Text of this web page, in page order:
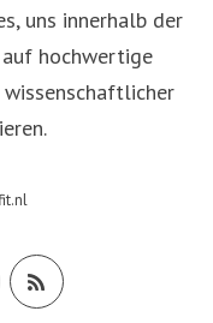
uns innerhalb der
hochwertige